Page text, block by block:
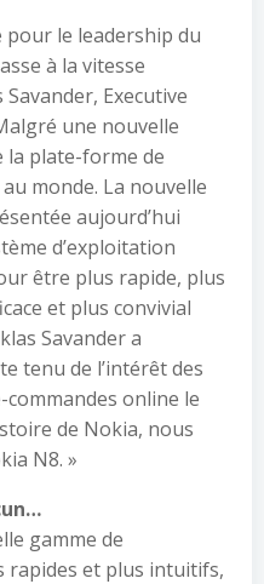
pour le leadership du
à la vitesse
Executive
une nouvelle
la plate-forme de
monde. La nouvelle
aujourd’hui
d’exploitation
être plus rapide, plus
et plus convivial
Savander a
tenu de l’intérêt des
online le
de Nokia, nous
N8. »
gamme de
rapides et plus intuitifs,